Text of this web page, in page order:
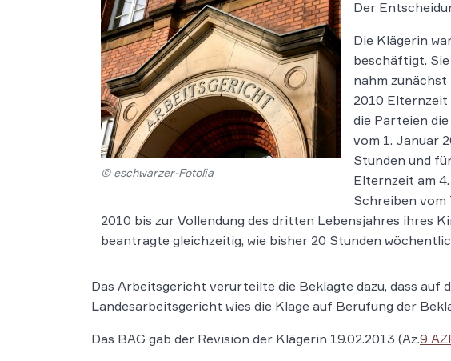
© eschwarzer-Fotolia
Der
Die Klägerin
beschäftigt.
nahm zunächst
2010 Elternzeit
die Parteien
vom 1. Januar
Stunden und
Elternzeit am
Schreiben vom
2010 bis zur Vollendung des dritten Lebensjahres ihres
beantragte gleichzeitig, wie bisher 20 Stunden
Das Arbeitsgericht verurteilte die Beklagte dazu, dass auf
Landesarbeitsgericht wies die Klage auf Berufung der
Das BAG gab der Revision der Klägerin 19.02.2013 (Az.9